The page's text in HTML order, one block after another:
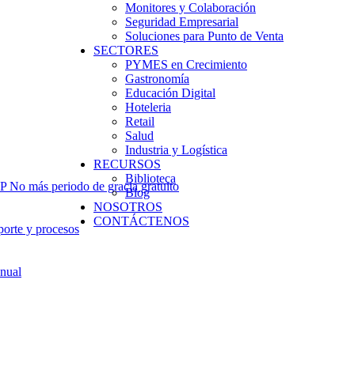
Monitores y Colaboración
Seguridad Empresarial
Soluciones para Punto de Venta
SECTORES
PYMES en Crecimiento
Gastronomía
Educación Digital
Hoteleria
Retail
Salud
Industria y Logística
RECURSOS
Biblioteca
Blog
NOSOTROS
CONTÁCTENOS
No más periodo de gracia gratuito
y procesos